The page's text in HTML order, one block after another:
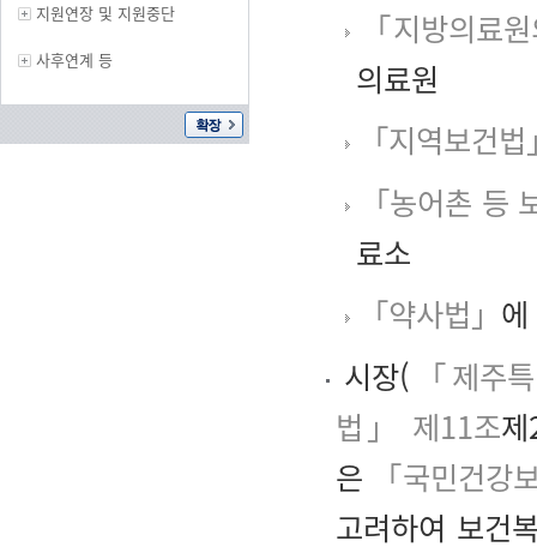
지원연장 및 지원중단
사후연계 등
「지방의료
의료원
「지역보건
「농어촌 등
료소
「약사법」
시장( 「제주
법」 제11조
은
「국민건강
고려하여 보건